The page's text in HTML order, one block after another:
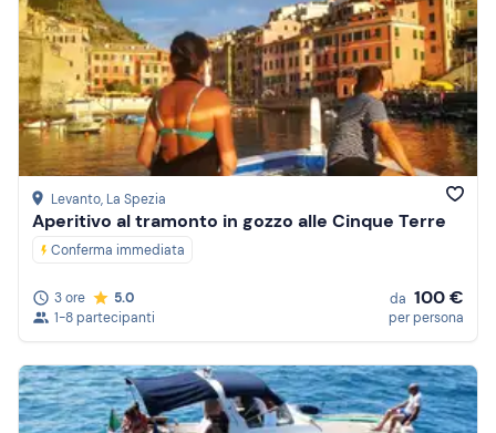
Levanto, La Spezia
Aperitivo al tramonto in gozzo alle Cinque Terre
Conferma immediata
3 ore
5.0
1-8 partecipanti
da 100 €
per persona